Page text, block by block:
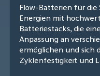
Flow-Batterien für die
Energien mit
Batteriestacks, die
Anpassung an
ermöglichen und sich
Zyklenfestigkeit und